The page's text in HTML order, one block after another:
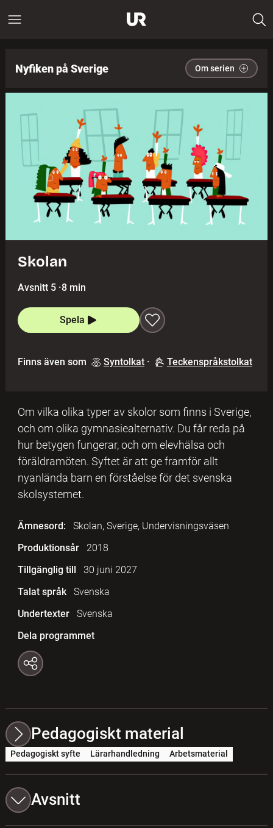
Nyfiken på Sverige Om serien
Skolan
Avsnitt 5 ·8 min
Spela
Finns även som Syntolkat · Teckenspråkstolkat
Om vilka olika typer av skolor som finns i Sverige,
och om olika gymnasiealternativ. Du får reda på
hur betygen fungerar, och om elevhälsa och
föräldramöten. Syftet är att ge framför allt
nyanlända barn en förståelse för det svenska
skolsystemet.
Ämnesord:
Skolan, Sverige, Undervisningsväsen
Produktionsår
2018
Tillgänglig till
30 juni 2027
Talat språk
Svenska
Undertexter
Svenska
Dela programmet
Pedagogiskt material
Pedagogiskt syfte Lärarhandledning Arbetsmaterial
Avsnitt